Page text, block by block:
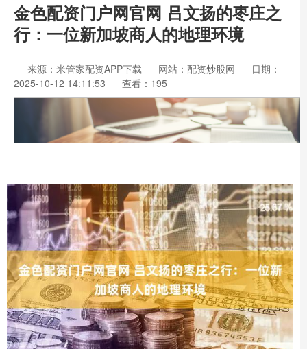
金色配资门户网官网 吕文扬的枣庄之
行：一位新加坡商人的地理环境
来源：米管家配资APP下载 网站：配资炒股网
日期：
2025-10-12 14:11:53
查看：195